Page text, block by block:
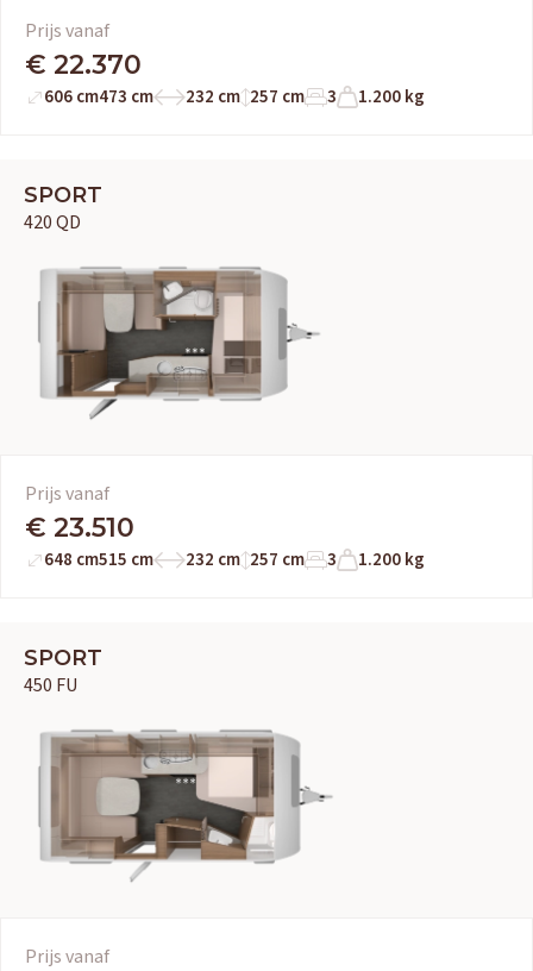
Prijs vanaf
€ 22.370
606 cm473 cm 232 cm 257 cm 3 1.200 kg
SPORT
420 QD
Prijs vanaf
€ 23.510
648 cm515 cm 232 cm 257 cm 3 1.200 kg
SPORT
450 FU
Prijs vanafOUD GASTEL